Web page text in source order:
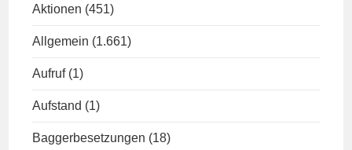
Aktionen (451)
Allgemein (1.661)
Aufruf (1)
Aufstand (1)
Baggerbesetzungen (18)